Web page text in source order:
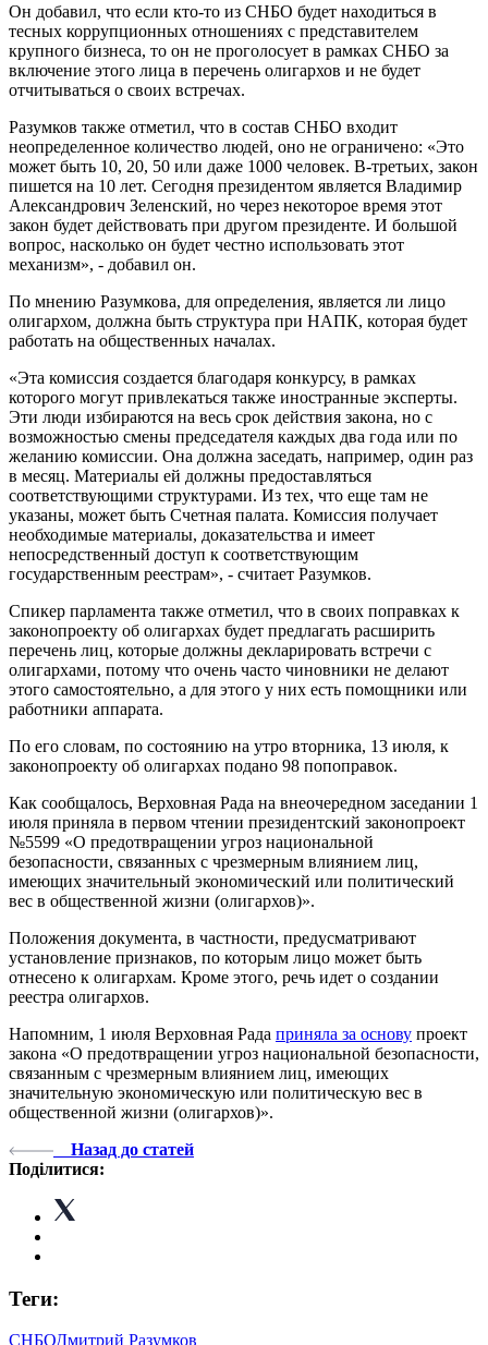
Он добавил, что если кто-то из СНБО будет находиться в
тесных коррупционных отношениях с представителем
крупного бизнеса, то он не проголосует в рамках СНБО за
включение этого лица в перечень олигархов и не будет
отчитываться о своих встречах.
Разумков также отметил, что в состав СНБО входит
неопределенное количество людей, оно не ограничено: «Это
может быть 10, 20, 50 или даже 1000 человек. В-третьих, закон
пишется на 10 лет. Сегодня президентом является Владимир
Александрович Зеленский, но через некоторое время этот
закон будет действовать при другом президенте. И большой
вопрос, насколько он будет честно использовать этот
механизм», - добавил он.
По мнению Разумкова, для определения, является ли лицо
олигархом, должна быть структура при НАПК, которая будет
работать на общественных началах.
«Эта комиссия создается благодаря конкурсу, в рамках
которого могут привлекаться также иностранные эксперты.
Эти люди избираются на весь срок действия закона, но с
возможностью смены председателя каждых два года или по
желанию комиссии. Она должна заседать, например, один раз
в месяц. Материалы ей должны предоставляться
соответствующими структурами. Из тех, что еще там не
указаны, может быть Счетная палата. Комиссия получает
необходимые материалы, доказательства и имеет
непосредственный доступ к соответствующим
государственным реестрам», - считает Разумков.
Спикер парламента также отметил, что в своих поправках к
законопроекту об олигархах будет предлагать расширить
перечень лиц, которые должны декларировать встречи с
олигархами, потому что очень часто чиновники не делают
этого самостоятельно, а для этого у них есть помощники или
работники аппарата.
По его словам, по состоянию на утро вторника, 13 июля, к
законопроекту об олигархах подано 98 попоправок.
Как сообщалось, Верховная Рада на внеочередном заседании 1
июля приняла в первом чтении президентский законопроект
№5599 «О предотвращении угроз национальной
безопасности, связанных с чрезмерным влиянием лиц,
имеющих значительный экономический или политический
вес в общественной жизни (олигархов)».
Положения документа, в частности, предусматривают
установление признаков, по которым лицо может быть
отнесено к олигархам. Кроме этого, речь идет о создании
реестра олигархов.
Напомним, 1 июля Верховная Рада приняла за основу проект
закона «О предотвращении угроз национальной безопасности,
связанным с чрезмерным влиянием лиц, имеющих
значительную экономическую или политическую вес в
общественной жизни (олигархов)».
Назад до статей
Поділитися:
Теги:
СНБОДмитрий Разумков